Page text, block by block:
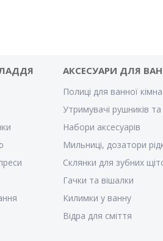
АКСЕСУАРИ ДЛЯ
Полиці для ванної
Утримувачі рушників
Набори аксесуарів
Мильниці, дозатори
Склянки для зубних
Гачки та вішалки
Килимки у ванну
Відра для сміття